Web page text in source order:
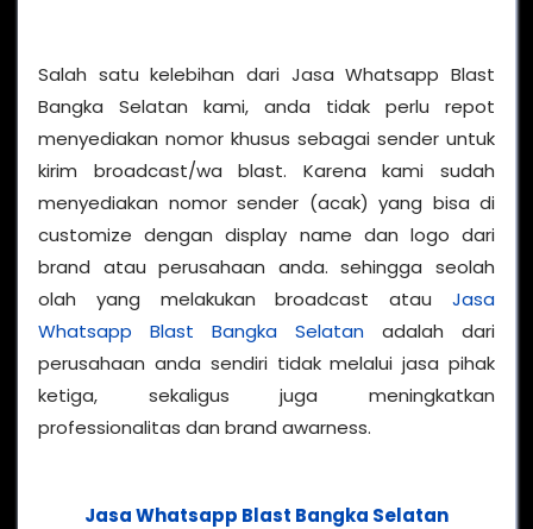
Salah satu kelebihan dari Jasa Whatsapp Blast
Bangka Selatan kami, anda tidak perlu repot
menyediakan nomor khusus sebagai sender untuk
kirim broadcast/wa blast. Karena kami sudah
menyediakan nomor sender (acak) yang bisa di
customize dengan display name dan logo dari
brand atau perusahaan anda. sehingga seolah
olah yang melakukan broadcast atau Jasa
Whatsapp Blast Bangka Selatan adalah dari
perusahaan anda sendiri tidak melalui jasa pihak
ketiga, sekaligus juga meningkatkan
professionalitas dan brand awarness.
Jasa Whatsapp Blast Bangka Selatan